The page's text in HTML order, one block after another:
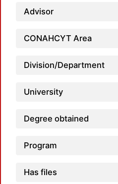
Advisor
CONAHCYT Area
Division/Department
University
Degree obtained
Program
Has files